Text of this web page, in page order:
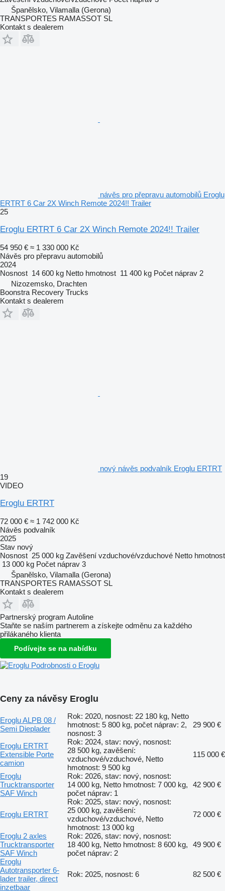
Španělsko, Vilamalla (Gerona)
TRANSPORTES RAMASSOT SL
Kontakt s dealerem
návěs pro přepravu automobilů Eroglu
ERTRT 6 Car 2X Winch Remote 2024!! Trailer
25
Eroglu ERTRT 6 Car 2X Winch Remote 2024!! Trailer
54 950 € ≈ 1 330 000 Kč
Návěs pro přepravu automobilů
2024
Nosnost 14 600 kg Netto hmotnost 11 400 kg Počet náprav 2
Nizozemsko, Drachten
Boonstra Recovery Trucks
Kontakt s dealerem
nový návěs podvalník Eroglu ERTRT
19
VIDEO
Eroglu ERTRT
72 000 € ≈ 1 742 000 Kč
Návěs podvalník
2025
Stav nový
Nosnost 25 000 kg Zavěšení vzduchové/vzduchové Netto hmotnost
13 000 kg Počet náprav 3
Španělsko, Vilamalla (Gerona)
TRANSPORTES RAMASSOT SL
Kontakt s dealerem
Partnerský program Autoline
Staňte se naším partnerem a získejte odměnu za každého
přilákaného klienta
Podívejte se na nabídku
Podrobnosti o Eroglu
Ceny za návěsy Eroglu
Eroglu ALPB 08 /
Semi Dieplader
Rok: 2020, nosnost: 22 180 kg, Netto
hmotnost: 5 800 kg, počet náprav: 2,
nosnost: 3
29 900 €
Eroglu ERTRT
Extensible Porte
camion
Rok: 2024, stav: nový, nosnost:
28 500 kg, zavěšení:
vzduchové/vzduchové, Netto
hmotnost: 9 500 kg
115 000 €
Eroglu
Trucktransporter
SAF Winch
Rok: 2026, stav: nový, nosnost:
14 000 kg, Netto hmotnost: 7 000 kg,
počet náprav: 1
42 900 €
Eroglu ERTRT
Rok: 2025, stav: nový, nosnost:
25 000 kg, zavěšení:
vzduchové/vzduchové, Netto
hmotnost: 13 000 kg
72 000 €
Eroglu 2 axles
Trucktransporter
SAF Winch
Rok: 2026, stav: nový, nosnost:
18 400 kg, Netto hmotnost: 8 600 kg,
počet náprav: 2
49 900 €
Eroglu
Autotransporter 6-
lader trailer, direct
inzetbaar
Rok: 2025, nosnost: 6 82 500 €